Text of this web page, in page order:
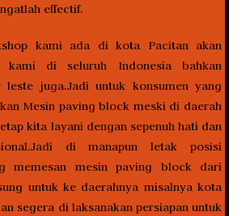
effectif.
kami ada di kota Pacitan akan
kami di seluruh Indonesia bahkan
leste juga.Jadi untuk konsumen yang
Mesin paving block meski di daerah
kita layani dengan sepenuh hati dan
di manapun letak posisi
memesan mesin paving block dari
untuk ke daerahnya misalnya kota
segera di laksanakan persiapan untuk